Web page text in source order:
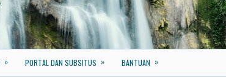
» PORTAL DAN SUBSITUS » BANTUAN »